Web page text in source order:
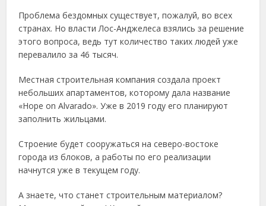
Проблема бездомных существует, пожалуй, во всех
странах. Но власти Лос-Анджелеса взялись за решение
этого вопроса, ведь тут количество таких людей уже
перевалило за 46 тысяч.
Местная строительная компания создала проект
небольших апартаментов, которому дала название
«Hope on Alvarado». Уже в 2019 году его планируют
заполнить жильцами.
Строение будет сооружаться на северо-востоке
города из блоков, а работы по его реализации
начнутся уже в текущем году.
А знаете, что станет строительным материалом?